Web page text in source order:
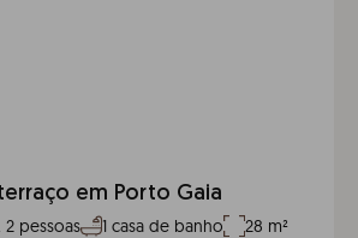
em Porto Gaia
2 pessoas 1 casa de banho
28 m²